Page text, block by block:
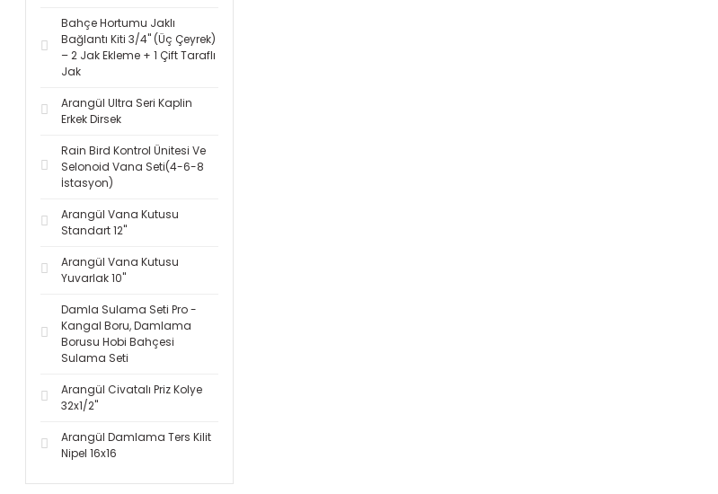
Bahçe Hortumu Jaklı
Bağlantı Kiti 3/4'' (Üç Çeyrek)
– 2 Jak Ekleme + 1 Çift Taraflı
Jak
Arangül Ultra Seri Kaplin
Erkek Dirsek
Rain Bird Kontrol Ünitesi Ve
Selonoid Vana Seti(4-6-8
İstasyon)
Arangül Vana Kutusu
Standart 12''
Arangül Vana Kutusu
Yuvarlak 10''
Damla Sulama Seti Pro -
Kangal Boru, Damlama
Borusu Hobi Bahçesi
Sulama Seti
Arangül Civatalı Priz Kolye
32x1/2''
Arangül Damlama Ters Kilit
Nipel 16x16